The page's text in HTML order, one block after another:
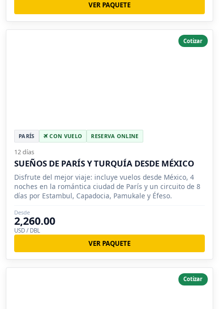
VER PAQUETE
Cotizar
PARÍS CON VUELO RESERVA ONLINE
12 días
SUEÑOS DE PARÍS Y TURQUÍA DESDE MÉXICO
Disfrute del mejor viaje: incluye vuelos desde México, 4
noches en la romántica ciudad de París y un circuito de 8
días por Estambul, Capadocia, Pamukale y Éfeso.
Desde
2,260.00
USD / DBL
VER PAQUETE
Cotizar